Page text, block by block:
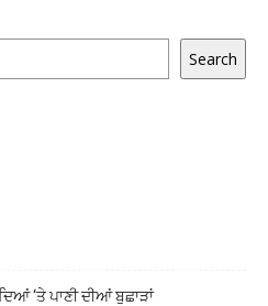
Search
‘ਤੇ ਪਾਣੀ ਦੀਆਂ ਬੁਛਾੜਾਂ